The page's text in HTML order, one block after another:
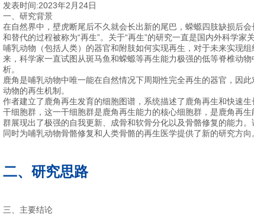
发表时间:2023年2月24日
一、研究背景
在自然界中，壁虎断尾后不久就会长出新的尾巴，蝾螈四肢缺损后
和替代的过程被称为“再生”。关于“再生”的研究一直是国内外科学家
哺乳动物（包括人类）的器官和附肢如何实现再生，对于未来实现
来，科学家一直试图从斑马鱼和蝾螈等再生能力极强的低等脊椎动
析。
鹿角是哺乳动物中唯一能在自然情况下周期性完全再生的器官，因
动物的再生机制。
作者建立了鹿角再生发育的细胞图谱，系统描述了鹿角再生和快速
干细胞群，这一干细胞群是鹿角再生能力的核心细胞群，是鹿角再
群展现出了极强的自我更新、成骨和软骨分化以及骨骼修复的能力
同时为哺乳动物骨骼修复和人类骨骼的再生医学提供了新的研究方向
二、研究思路
三、主要结论